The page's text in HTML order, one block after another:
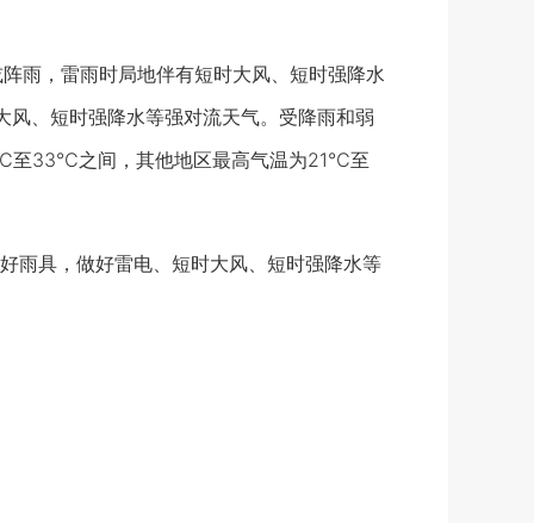
，雷雨时局地伴有短时大风、短时强降水
、短时强降水等强对流天气。受降雨和弱
至33℃之间，其他地区最高气温为21℃至
具，做好雷电、短时大风、短时强降水等